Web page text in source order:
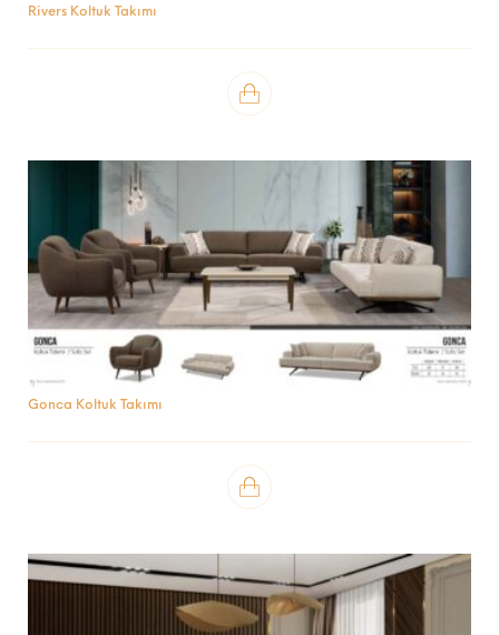
Rivers Koltuk Takımı
Gonca Koltuk Takımı